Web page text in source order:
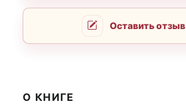
Оставить отзыв
О КНИГЕ